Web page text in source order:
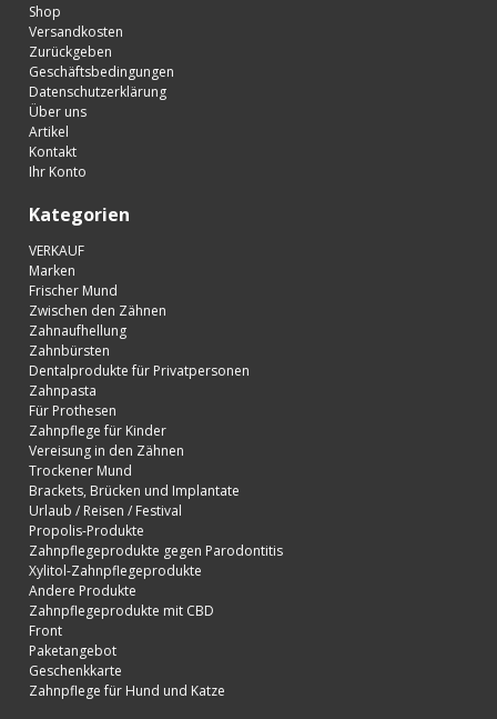
Shop
Versandkosten
Zurückgeben
Geschäftsbedingungen
Datenschutzerklärung
Über uns
Artikel
Kontakt
Ihr Konto
Kategorien
VERKAUF
Marken
Frischer Mund
Zwischen den Zähnen
Zahnaufhellung
Zahnbürsten
Dentalprodukte für Privatpersonen
Zahnpasta
Für Prothesen
Zahnpflege für Kinder
Vereisung in den Zähnen
Trockener Mund
Brackets, Brücken und Implantate
Urlaub / Reisen / Festival
Propolis-Produkte
Zahnpflegeprodukte gegen Parodontitis
Xylitol-Zahnpflegeprodukte
Andere Produkte
Zahnpflegeprodukte mit CBD
Front
Paketangebot
Geschenkkarte
Zahnpflege für Hund und Katze